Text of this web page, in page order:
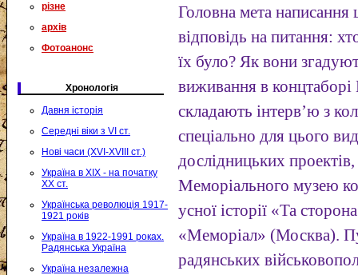
різне
архів
Фотоанонс
Хронологія
Давня історія
Середні віки з VI ст.
Нові часи (XVI-XVIII ст.)
Україна в XIX - на початку
XX ст.
Українська революція 1917-
1921 років
Україна в 1922-1991 роках.
Радянська Україна
Україна незалежна
Головна мета написання
відповідь на питання:
їх було? Як вони
виживання в
складають інтерв’ю з
спеціально для цього
дослідницьких
Меморіального музею
усної історії «Та
«Меморіал» (Москва).
радянських